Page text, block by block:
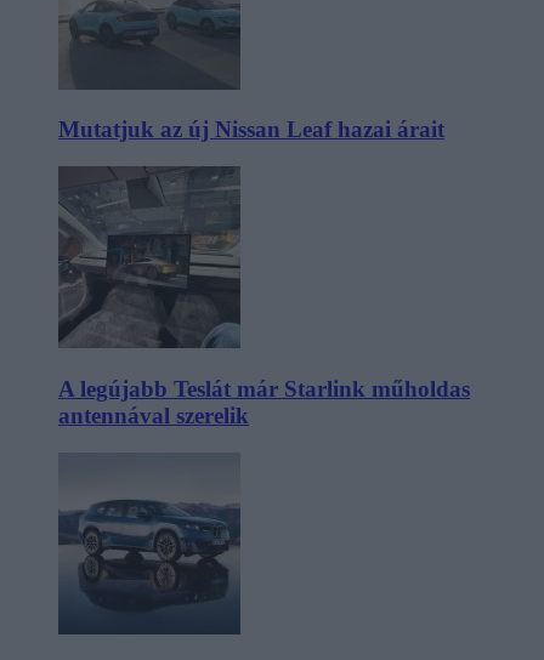
Mutatjuk az új Nissan Leaf hazai árait
A legújabb Teslát már Starlink műholdas
antennával szerelik